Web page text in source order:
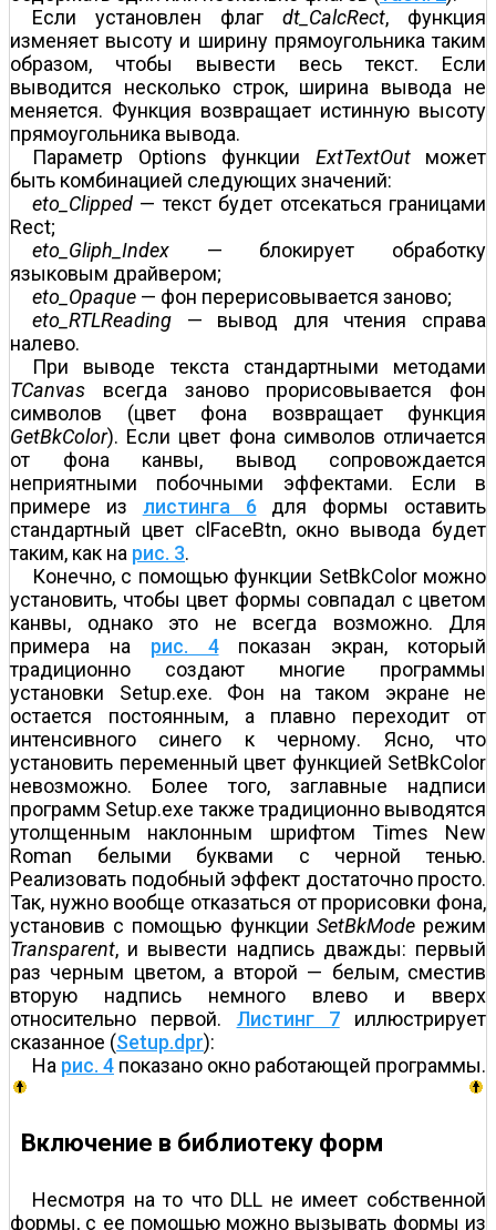
Если установлен флаг dt_CalcRect, функция
изменяет высоту и ширину прямоугольника таким
образом, чтобы вывести весь текст. Если
выводится несколько строк, ширина вывода не
меняется. Функция возвращает истинную высоту
прямоугольника вывода.
Параметр Options функции ExtTextOutможет
быть комбинацией следующих значений:
eto_Clipped — текст будет отсекаться границами
Rect;
eto_Gliph_Index — блокирует обработку
языковым драйвером;
eto_Opaque — фон перерисовывается заново;
eto_RTLReading — вывод для чтения справа
налево.
При выводе текста стандартными методами
TCanvas всегда заново прорисовывается фон
символов (цвет фона возвращает функция
GetBkColor). Если цвет фона символов отличается
от фона канвы, вывод сопровождается
неприятными побочными эффектами. Если в
примере из листинга 6 для формы оставить
стандартный цвет clFaceBtn, окно вывода будет
таким, как на рис. 3.
Конечно, с помощью функции SetBkColor можно
установить, чтобы цвет формы совпадал с цветом
канвы, однако это не всегда возможно. Для
примера на рис. 4показан экран, который
традиционно создают многие программы
установки Setup.exe. Фон на таком экране не
остается постоянным, а плавно переходит от
интенсивного синего к черному. Ясно, что
установить переменный цвет функцией SetBkColor
невозможно. Более того, заглавные надписи
программ Setup.exe также традиционно выводятся
утолщенным наклонным шрифтом Times New
Roman белыми буквами с черной тенью.
Реализовать подобный эффект достаточно просто.
Так, нужно вообще отказаться от прорисовки фона,
установив с помощью функции SetBkModeрежим
Transparent, и вывести надпись дважды: первый
раз черным цветом, а второй — белым, сместив
вторую надпись немного влево и вверх
относительно первой. Листинг 7иллюстрирует
сказанное (Setup.dpr):
На рис. 4 показано окно работающей программы.
Включение в библиотеку форм
Несмотря на то что DLL не имеет собственной
формы, с ее помощью можно вызывать формы из